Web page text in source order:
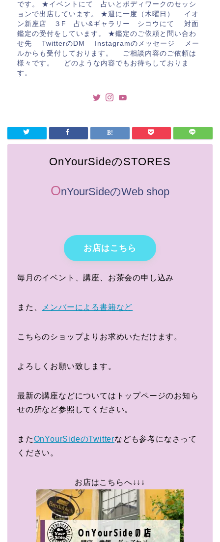
です。 ★イベントにて 占いとボディワークのセッシ
ョンで出店しています。 ★週に一度（木曜日） イオ
ン新座店 ３F 占い&ギャラリー シコウにて 対面
鑑定の受付をしています。 ★鑑定のご依頼と問い合わ
せ先 TwitterのDM Instagramのメッセージ メー
ルからも受付しております。 ご相談内容のご依頼は
様々です。 どのような内容でもお待ちしておりま
す。
OnYourSideのSTORES
OnYourSideのWeb shop
お店はこちら
毎月のイベント、講座、お茶会の申し込み
また、 メンバーによる書籍など
こちらのショップよりお求めいただけます。
よろしくお願い致します。
最新の講座などについてはトップページのお知ら
せの所など参照してください。
またOnYourSideのTwitterなども参考になさって
ください。
お店はこちらへ↓↓↓